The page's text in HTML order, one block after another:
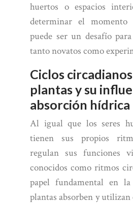
huertos o espacios
determinar el
puede ser un desafío
tanto novatos como
Ciclos
plantas y su
absorción hídrica
Al igual que los seres
tienen sus propios
regulan sus funciones
conocidos como ritmos
papel fundamental en
plantas absorben y utilizan